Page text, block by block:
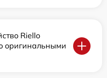
Riello
оригинальными